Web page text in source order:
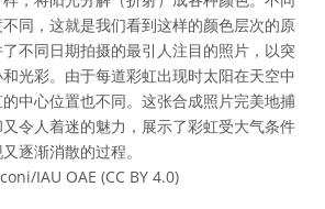
同，这就是我们看到这样的颜色层次的原
不同日期拍摄的最引人注目的照片，以突
光彩。由于每道彩虹出现时太阳在天空中
中心位置也不同。这张合成照片完美地捕
令人着迷的魅力，展示了彩虹受大气条件
逐渐消散的过程。
IAU OAE (CC BY 4.0)